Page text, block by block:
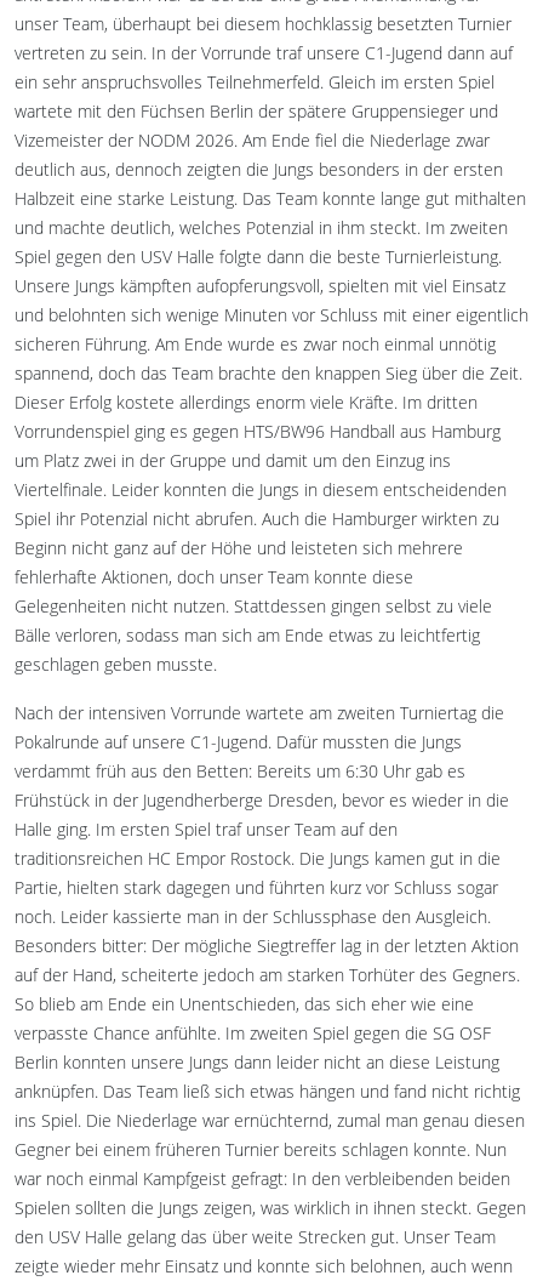
unser Team, überhaupt bei diesem hochklassig besetzten Turnier
vertreten zu sein. In der Vorrunde traf unsere C1-Jugend dann auf
ein sehr anspruchsvolles Teilnehmerfeld. Gleich im ersten Spiel
wartete mit den Füchsen Berlin der spätere Gruppensieger und
Vizemeister der NODM 2026. Am Ende fiel die Niederlage zwar
deutlich aus, dennoch zeigten die Jungs besonders in der ersten
Halbzeit eine starke Leistung. Das Team konnte lange gut mithalten
und machte deutlich, welches Potenzial in ihm steckt. Im zweiten
Spiel gegen den USV Halle folgte dann die beste Turnierleistung.
Unsere Jungs kämpften aufopferungsvoll, spielten mit viel Einsatz
und belohnten sich wenige Minuten vor Schluss mit einer eigentlich
sicheren Führung. Am Ende wurde es zwar noch einmal unnötig
spannend, doch das Team brachte den knappen Sieg über die Zeit.
Dieser Erfolg kostete allerdings enorm viele Kräfte. Im dritten
Vorrundenspiel ging es gegen HTS/BW96 Handball aus Hamburg
um Platz zwei in der Gruppe und damit um den Einzug ins
Viertelfinale. Leider konnten die Jungs in diesem entscheidenden
Spiel ihr Potenzial nicht abrufen. Auch die Hamburger wirkten zu
Beginn nicht ganz auf der Höhe und leisteten sich mehrere
fehlerhafte Aktionen, doch unser Team konnte diese
Gelegenheiten nicht nutzen. Stattdessen gingen selbst zu viele
Bälle verloren, sodass man sich am Ende etwas zu leichtfertig
geschlagen geben musste.
Nach der intensiven Vorrunde wartete am zweiten Turniertag die
Pokalrunde auf unsere C1-Jugend. Dafür mussten die Jungs
verdammt früh aus den Betten: Bereits um 6:30 Uhr gab es
Frühstück in der Jugendherberge Dresden, bevor es wieder in die
Halle ging. Im ersten Spiel traf unser Team auf den
traditionsreichen HC Empor Rostock. Die Jungs kamen gut in die
Partie, hielten stark dagegen und führten kurz vor Schluss sogar
noch. Leider kassierte man in der Schlussphase den Ausgleich.
Besonders bitter: Der mögliche Siegtreffer lag in der letzten Aktion
auf der Hand, scheiterte jedoch am starken Torhüter des Gegners.
So blieb am Ende ein Unentschieden, das sich eher wie eine
verpasste Chance anfühlte. Im zweiten Spiel gegen die SG OSF
Berlin konnten unsere Jungs dann leider nicht an diese Leistung
anknüpfen. Das Team ließ sich etwas hängen und fand nicht richtig
ins Spiel. Die Niederlage war ernüchternd, zumal man genau diesen
Gegner bei einem früheren Turnier bereits schlagen konnte. Nun
war noch einmal Kampfgeist gefragt: In den verbleibenden beiden
Spielen sollten die Jungs zeigen, was wirklich in ihnen steckt. Gegen
den USV Halle gelang das über weite Strecken gut. Unser Team
zeigte wieder mehr Einsatz und konnte sich belohnen, auch wenn